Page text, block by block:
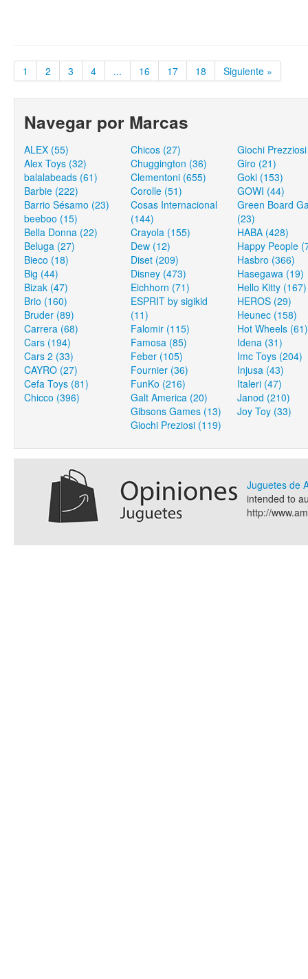
1 2 3 4 ... 16 17 18 Siguiente »
Navegar por Marcas
ALEX (55)
Alex Toys (32)
balalabeads (61)
Barbie (222)
Barrio Sésamo (23)
beeboo (15)
Bella Donna (22)
Beluga (27)
Bieco (18)
Big (44)
Bizak (47)
Brio (160)
Bruder (89)
Carrera (68)
Cars (194)
Cars 2 (33)
CAYRO (27)
Cefa Toys (81)
Chicco (396)
Chicos (27)
Chuggington (36)
Clementoni (655)
Corolle (51)
Cosas Internacional
(144)
Crayola (155)
Dew (12)
Diset (209)
Disney (473)
Eichhorn (71)
ESPRIT by sigikid
(11)
Falomir (115)
Famosa (85)
Feber (105)
Fournier (36)
FunKo (216)
Galt America (20)
Gibsons Games (13)
Giochi Preziosi (119)
Giochi
Giro (21)
Goki (153)
GOWI (44)
Green Board
(23)
HABA (428)
Happy People
Hasbro (366)
Hasegawa (19)
Hello Kitty (167)
HEROS (29)
Heunec (158)
Hot Wheels (61)
Idena (31)
Imc Toys (204)
Injusa (43)
Italeri (47)
Janod (210)
Joy Toy (33)
Juguetes de
intended to
http://